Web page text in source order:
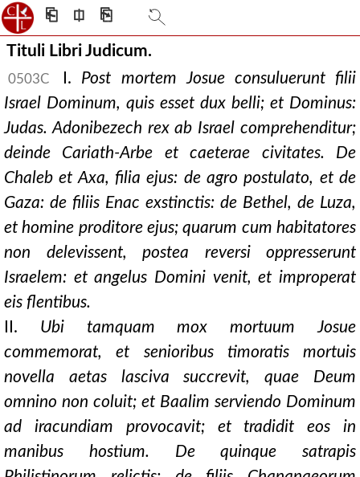
⎗ ⎅ ⎘
Tituli Libri Judicum.
0503C I. Post mortem Josue consuluerunt filii
Israel Dominum, quis esset dux belli; et Dominus:
Judas. Adonibezech rex ab Israel comprehenditur;
deinde Cariath-Arbe et caeterae civitates. De
Chaleb et Axa, filia ejus: de agro postulato, et de
Gaza: de filiis Enac exstinctis: de Bethel, de Luza,
et homine proditore ejus; quarum cum habitatores
non delevissent, postea reversi oppresserunt
Israelem: et angelus Domini venit, et improperat
eis flentibus.
II. Ubi tamquam mox mortuum Josue
commemorat, et senioribus timoratis mortuis
novella aetas lasciva succrevit, quae Deum
omnino non coluit; et Baalim serviendo Dominum
ad iracundiam provocavit; et tradidit eos in
manibus hostium. De quinque satrapis